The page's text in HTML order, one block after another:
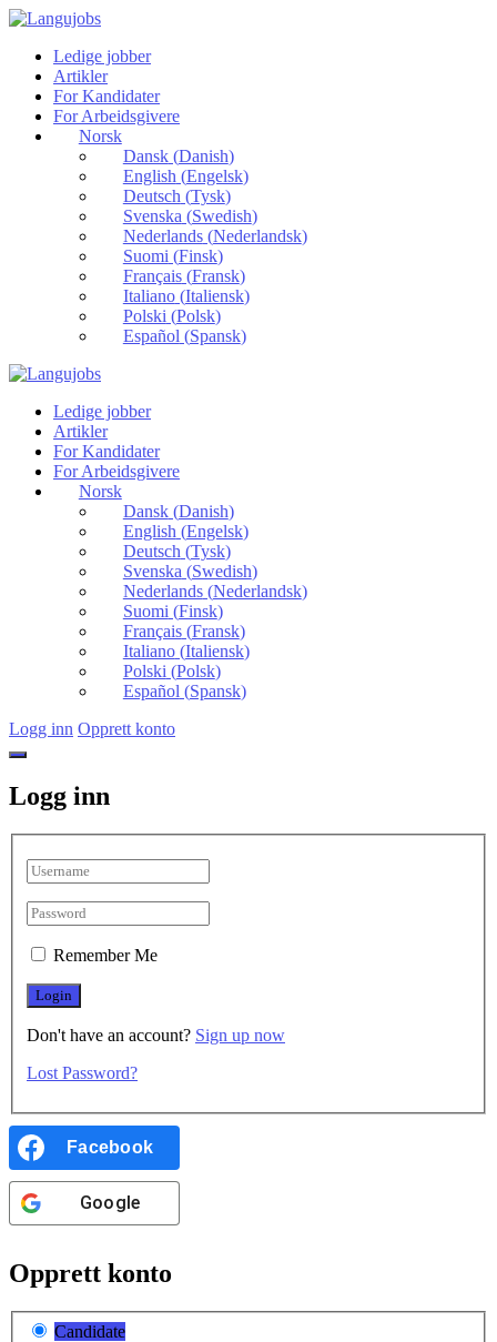
Ledige jobber
Artikler
For Kandidater
For Arbeidsgivere
Norsk
Dansk(Danish)
English (Engelsk)
Deutsch (Tysk)
Svenska (Swedish)
Nederlands(Nederlandsk)
Suomi (Finsk)
Français(Fransk)
Italiano(Italiensk)
Polski (Polsk)
Español (Spansk)
Ledige jobber
Artikler
For Kandidater
For Arbeidsgivere
Norsk
Dansk(Danish)
English (Engelsk)
Deutsch (Tysk)
Svenska (Swedish)
Nederlands(Nederlandsk)
Suomi (Finsk)
Français(Fransk)
Italiano(Italiensk)
Polski (Polsk)
Español (Spansk)
Logg inn Opprett konto
Logg inn
Remember Me
Don't have an account? Sign up now
Lost Password?
Facebook
Google
Opprett konto
Candidate